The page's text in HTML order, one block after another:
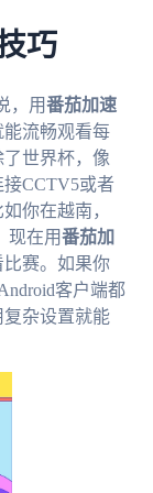
巧
，用番茄加速
流畅观看每
世界杯，像
接CCTV5或者
你在越南，
现在用番茄加
赛。如果你
客户端都
杂设置就能